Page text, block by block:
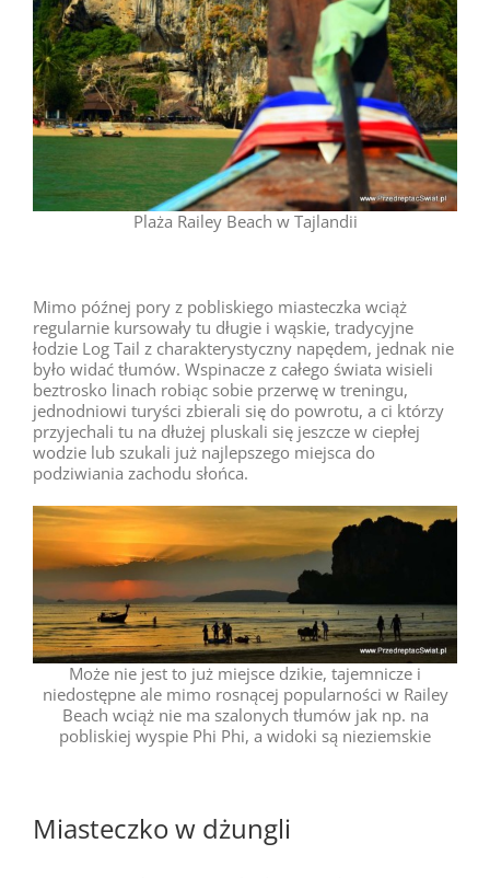
Plaża Railey Beach w Tajlandii
Mimo późnej pory z pobliskiego miasteczka wciąż
regularnie kursowały tu długie i wąskie, tradycyjne
łodzie Log Tail z charakterystyczny napędem, jednak nie
było widać tłumów. Wspinacze z całego świata wisieli
beztrosko linach robiąc sobie przerwę w treningu,
jednodniowi turyści zbierali się do powrotu, a ci którzy
przyjechali tu na dłużej pluskali się jeszcze w ciepłej
wodzie lub szukali już najlepszego miejsca do
podziwiania zachodu słońca.
Może nie jest to już miejsce dzikie, tajemnicze i
niedostępne ale mimo rosnącej popularności w Railey
Beach wciąż nie ma szalonych tłumów jak np. na
pobliskiej wyspie Phi Phi, a widoki są nieziemskie
Miasteczko w dżungli